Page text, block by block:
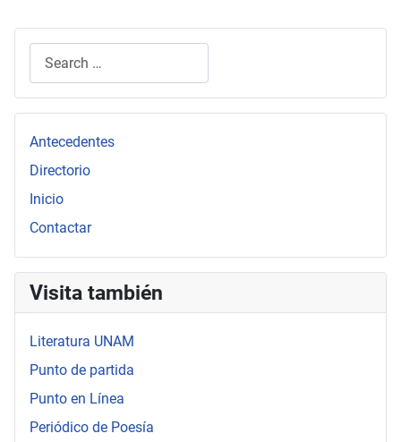
Antecedentes
Directorio
Inicio
Contactar
Visita también
Literatura UNAM
Punto de partida
Punto en Línea
Periódico de Poesía